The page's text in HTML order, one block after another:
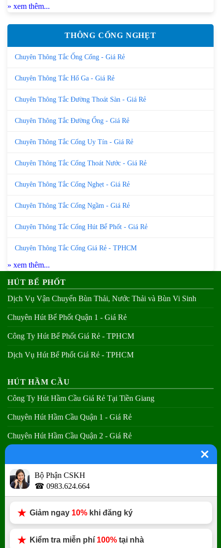
» xem thêm...
THÔNG CỐNG NGHẸT
Chuyên Thông Tắc Ống Cống - Giá Rẻ
Chuyên Thông Tắc Hố Ga - Giá Rẻ
Chuyên Thông Tắc Đường Thoát Sàn - Giá Rẻ
Chuyên Thông Tắc Đường Ống - Giá Rẻ
Chuyên Thông Tắc Cống Uy Tín - Giá Rẻ
Chuyên Thông Tắc Cống Thoát Nước - Giá Rẻ
Chuyên Thông Tắc Cống Nghẹt - Giá Rẻ
Chuyên Thông Tắc Cống Ngầm - Giá Rẻ
Chuyên Thông Tắc Cống Hút Bể Phốt - Giá Rẻ
Chuyên Thông Tắc Cống Giá Rẻ - TPHCM
» xem thêm...
HÚT BỂ PHỐT
Dịch Vụ Vận Chuyển Bùn Thải, Nước Thải và Bùn Vi Sinh
Chuyên Hút Bể Phốt Quận 1 - Giá Rẻ
Công Ty Hút Bể Phốt Giá Rẻ - TPHCM
Dịch Vụ Hút Bể Phốt Giá Rẻ - TPHCM
HÚT HẦM CẦU
Công Ty Hút Hầm Cầu Giá Rẻ Tại Tiền Giang
Chuyên Hút Hầm Cầu Quận 1 - Giá Rẻ
Chuyên Hút Hầm Cầu Quận 2 - Giá Rẻ
THÔNG CẦU NGHẸT
Thợ Thông Bồn Cầu Tại Các Quận - Giá Rẻ
Chuyên Thông Tắc Toa Lét TPHCM - Giá Rẻ
Chuyên Thông Tắc Nhà Vệ Sinh - Giá Rẻ
Bộ Phận CSKH
☎ 0983.624.664
Giảm ngay 10% khi đăng ký
Kiểm tra miễn phí 100% tại nhà